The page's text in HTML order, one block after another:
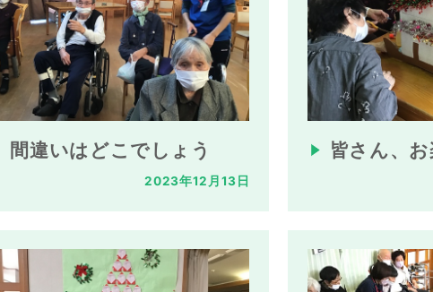
間違いはどこでしょう
2023年12月13日
皆さん、お